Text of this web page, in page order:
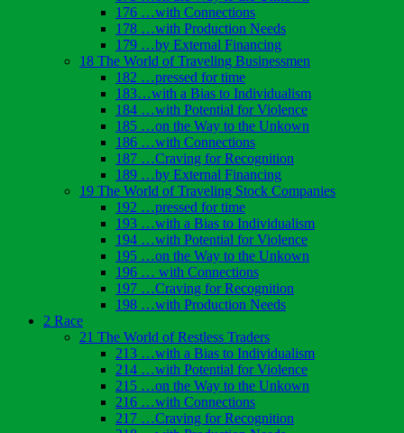
176 …with Connections
178 …with Production Needs
179 …by External Financing
18 The World of Traveling Businessmen
182 …pressed for time
183…with a Bias to Individualism
184 …with Potential for Violence
185 …on the Way to the Unkown
186 …with Connections
187 …Craving for Recognition
189 …by External Financing
19 The World of Traveling Stock Companies
192 …pressed for time
193 …with a Bias to Individualism
194 …with Potential for Violence
195 …on the Way to the Unkown
196 … with Connections
197 …Craving for Recognition
198 …with Production Needs
2 Race
21 The World of Restless Traders
213 …with a Bias to Individualism
214 …with Potential for Violence
215 …on the Way to the Unkown
216 …with Connections
217 …Craving for Recognition